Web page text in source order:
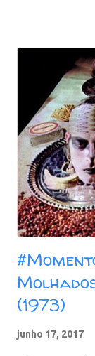
genuinamente
artista. Faixas:
escravos) 03.
(Dedicated to
piano) 06. That
cereja) 08. Open
Star trap (Part 2)
(1973)
junho 17, 2017